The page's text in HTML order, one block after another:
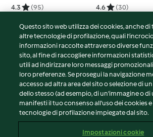
4.3 (95) 4.6 (30)
© Copyright 2026
Termini del servizio
Informativa sulla privacy
Avvertenze generali
Note legali
Questo sito web utilizza dei cookies, anche di
altre tecnologie di profilazione, quali
informazioni raccolte attraverso diverse
sito, al fine di raccogliere informazioni
utili ad indirizzare loro messaggi
loro preferenze. Se prosegui la navigazione
accesso ad altra area del sito o selezione di
dello stesso (ad esempio, di un'immagine o di
manifesti il tuo consenso all'uso dei cookies
tecnologie di profilazione impiegate dal sito.
Impostazioni cookie